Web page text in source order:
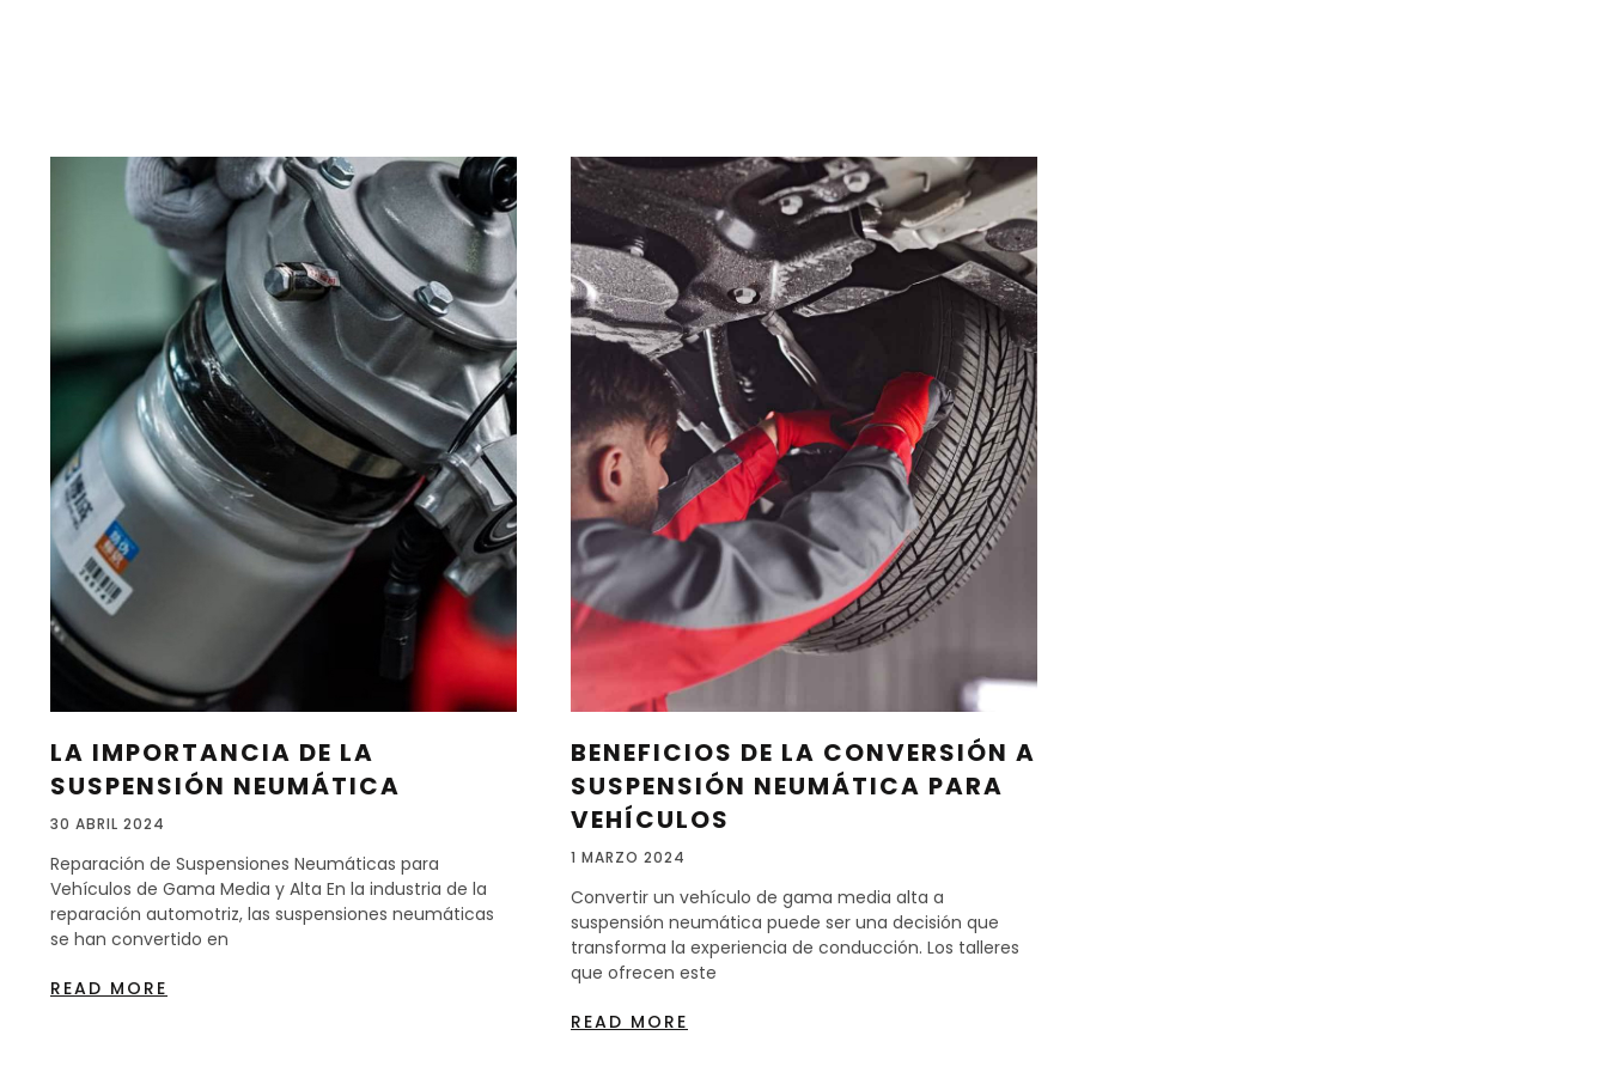
LA IMPORTANCIA DE LA
SUSPENSIÓN NEUMÁTICA
30 ABRIL 2024
Reparación de Suspensiones Neumáticas para
Vehículos de Gama Media y Alta En la industria de la
reparación automotriz, las suspensiones neumáticas
se han convertido en
READ MORE
BENEFICIOS DE LA CONVERSIÓN A
SUSPENSIÓN NEUMÁTICA PARA
VEHÍCULOS
1 MARZO 2024
Convertir un vehículo de gama media alta a
suspensión neumática puede ser una decisión que
transforma la experiencia de conducción. Los talleres
que ofrecen este
READ MORE